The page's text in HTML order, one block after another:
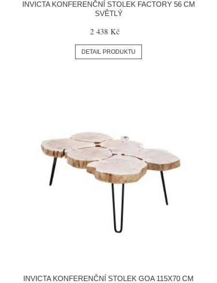
INVICTA KONFERENČNÍ STOLEK FACTORY 56 CM
SVĚTLÝ
2 438 Kč
DETAIL PRODUKTU
INVICTA KONFERENČNÍ STOLEK GOA 115X70 CM